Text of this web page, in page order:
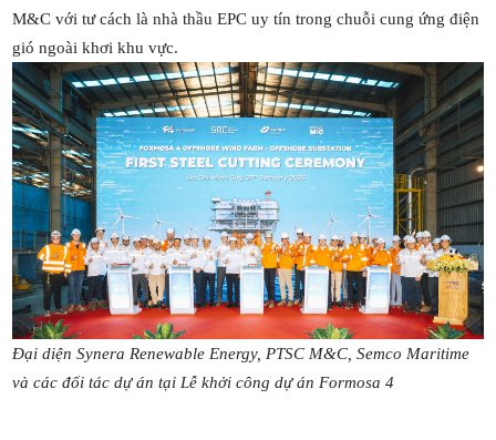
M&C với tư cách là nhà thầu EPC uy tín trong chuỗi cung ứng điện
gió ngoài khơi khu vực.
Đại diện Synera Renewable Energy, PTSC M&C, Semco Maritime
và các đối tác dự án tại Lễ khởi công dự án Formosa 4